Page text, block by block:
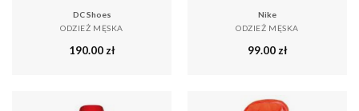
DC Shoes
ODZIEŻ MĘSKA
190.00 zł
Nike
ODZIEŻ MĘSKA
99.00 zł